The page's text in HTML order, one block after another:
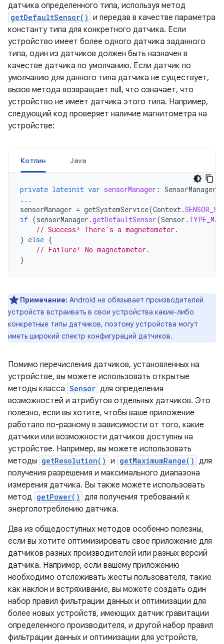
датчика определенного типа, используя метод
getDefaultSensor() и передав в качестве параметра
константу типа для конкретного датчика. Если
устройство имеет более одного датчика заданного
типа, один из датчиков должен быть назначен в
качестве датчика по умолчанию. Если датчик по
умолчанию для данного типа датчика не существует,
вызов метода возвращает null, что означает, что
устройство не имеет датчика этого типа. Например,
следующий код проверяет наличие магнитометра на
устройстве:
Котлин Java
private lateinit var sensorManager : SensorManager
...
sensorManager = getSystemService(Context.
if (sensorManager .getDefaultSensor(Sensor .
// Success! There's a magnetometer.
} else {
// Failure! No magnetometer.
}
Примечание: Android не обязывает производителей
устройств встраивать в свои устройства какие-либо
конкретные типы датчиков, поэтому устройства могут
иметь широкий спектр конфигураций датчиков.
Помимо перечисления датчиков, установленных на
устройстве, вы можете использовать открытые
методы класса Sensor для определения
возможностей и атрибутов отдельных датчиков. Это
полезно, если вы хотите, чтобы ваше приложение
работало по-разному в зависимости от того, какие
датчики или возможности датчиков доступны на
устройстве. Например, вы можете использовать
методы getResolution() и getMaximumRange() для
получения разрешения и максимального диапазона
измерения датчика. Вы также можете использовать
метод getPower() для получения требований к
энергопотреблению датчика.
Два из общедоступных методов особенно полезны,
если вы хотите оптимизировать свое приложение для
датчиков разных производителей или разных версий
датчика. Например, если вашему приложению
необходимо отслеживать жесты пользователя, такие
как наклон и встряхивание, вы можете создать один
набор правил фильтрации данных и оптимизации для
более новых устройств, имеющих датчик гравитации
определенного производителя, и другой набор правил
фильтрации данных и оптимизации для устройств,